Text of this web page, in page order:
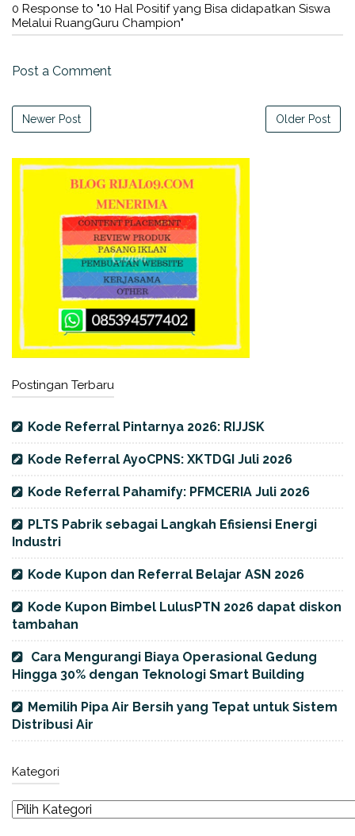
0 Response to "10 Hal Positif yang Bisa didapatkan Siswa
Melalui RuangGuru Champion"
Post a Comment
Newer Post Older Post
Postingan Terbaru
Kode Referral Pintarnya 2026: RIJJSK
Kode Referral AyoCPNS: XKTDGI Juli 2026
Kode Referral Pahamify: PFMCERIA Juli 2026
PLTS Pabrik sebagai Langkah Efisiensi Energi
Industri
Kode Kupon dan Referral Belajar ASN 2026
Kode Kupon Bimbel LulusPTN 2026 dapat diskon
tambahan
Cara Mengurangi Biaya Operasional Gedung
Hingga 30% dengan Teknologi Smart Building
Memilih Pipa Air Bersih yang Tepat untuk Sistem
Distribusi Air
Kategori